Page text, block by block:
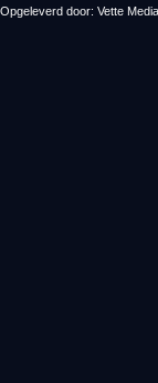
Opgeleverd door: Vette Media